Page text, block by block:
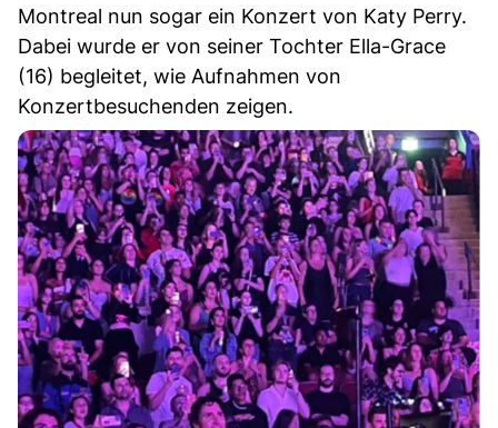
Montreal nun sogar ein Konzert von Katy Perry.
Dabei wurde er von seiner Tochter Ella-Grace
(16) begleitet, wie Aufnahmen von
Konzertbesuchenden zeigen.